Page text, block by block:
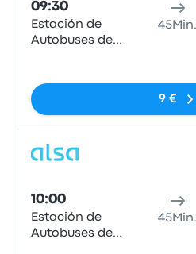
09:30
Estación de
Autobuses de
45Min.
9 €
10:00
Estación de
Autobuses de
45Min.